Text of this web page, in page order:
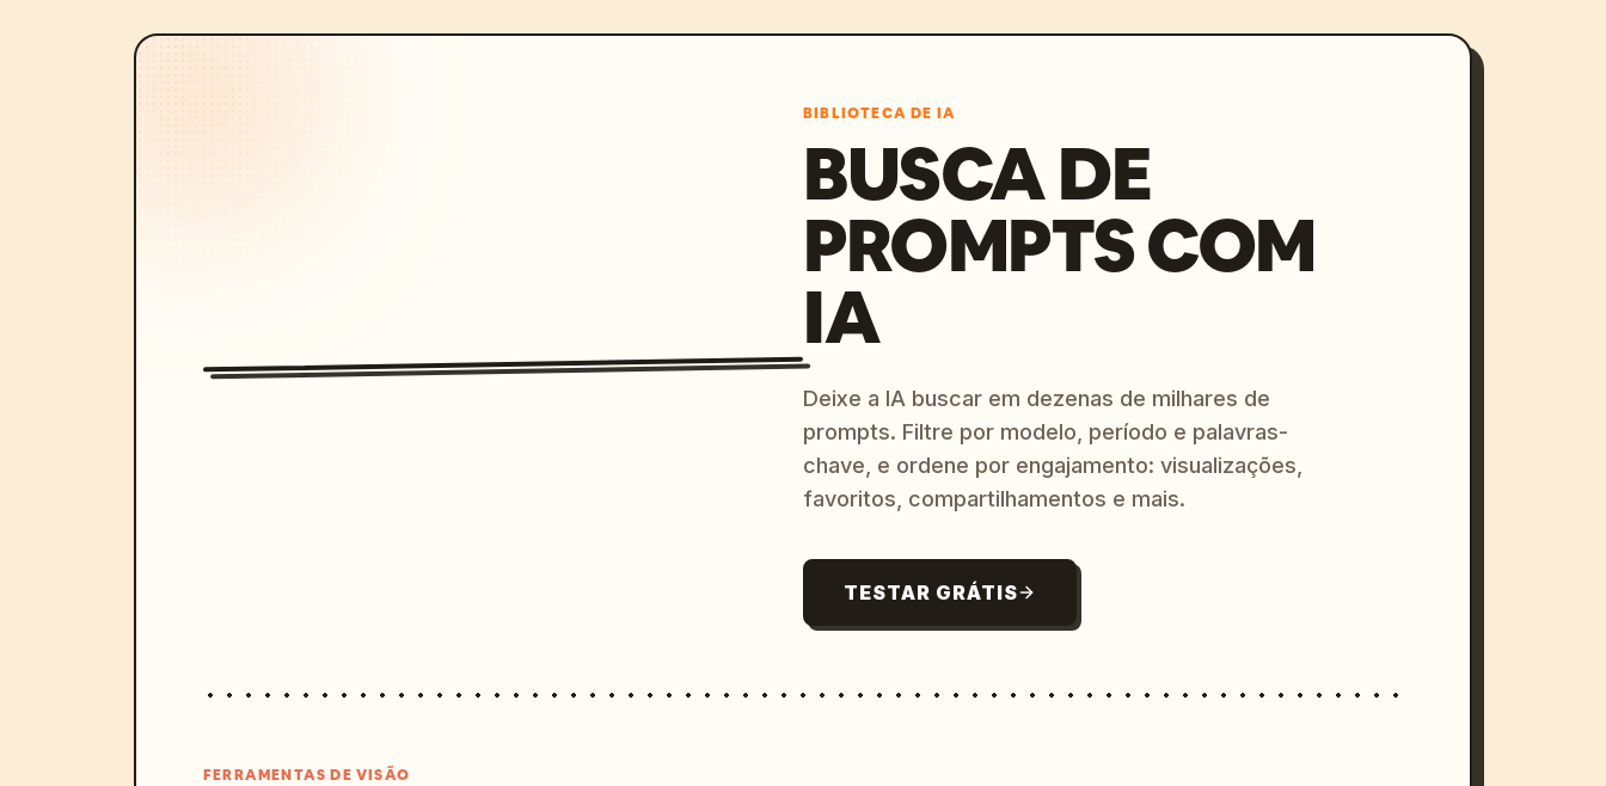
BIBLIOTECA DE IA
BUSCA DE
PROMPTS COM
IA
Deixe a IA buscar em dezenas de milhares de
prompts. Filtre por modelo, período e palavras-
chave, e ordene por engajamento: visualizações,
favoritos, compartilhamentos e mais.
TESTAR GRÁTIS
FERRAMENTAS DE VISÃO